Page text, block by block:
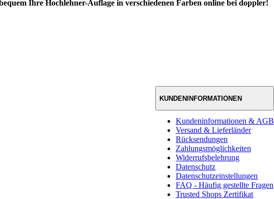
Ihre Hochlehner-Auflage in verschiedenen Farben online bei doppler!
KUNDENINFORMATIONEN
Kundeninformationen & AGB
Versand & Lieferländer
Rücksendungen
Zahlungsmöglichkeiten
Widerrufsbelehrung
Datenschutz
Datenschutzeinstellungen
FAQ - Häufig gestellte Fragen
Trusted Shops Zertifikat